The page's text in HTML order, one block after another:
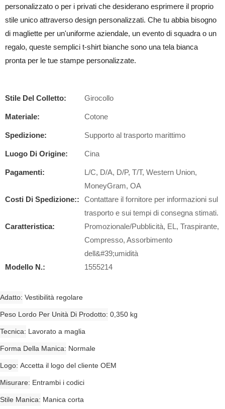
personalizzato o per i privati ​​che desiderano esprimere il proprio
stile unico attraverso design personalizzati. Che tu abbia bisogno
di magliette per un'uniforme aziendale, un evento di squadra o un
regalo, queste semplici t-shirt bianche sono una tela bianca
pronta per le tue stampe personalizzate.
Stile Del Colletto: Girocollo
Materiale: Cotone
Spedizione: Supporto al trasporto marittimo
Luogo Di Origine: Cina
Pagamenti:
L/C, D/A, D/P, T/T, Western Union,
MoneyGram, OA
Costi Di Spedizione::
Contattare il fornitore per informazioni sul
trasporto e sui tempi di consegna stimati.
Caratteristica:
Promozionale/Pubblicità, EL, Traspirante,
Compresso, Assorbimento
dell&#39;umidità
Modello N.:
1555214
Adatto Vestibilità regolare
Peso Lordo Per Unità Di Prodotto 0,350 kg
Tecnica Lavorato a maglia
Forma Della Manica Normale
Logo Accetta il logo del cliente OEM
Misurare Entrambi i codici
Stile Manica Manica corta